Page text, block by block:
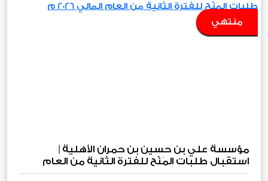
منتهي
استقبال طلبات المَنْح للفترة الثانية من العام
المالي 2026 م